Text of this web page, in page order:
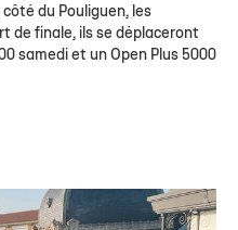
du Pouliguen, les
de finale, ils se déplaceront
samedi et un Open Plus 5000